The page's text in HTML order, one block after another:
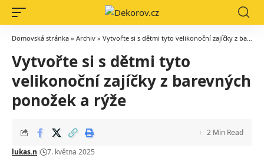
Domovská stránka » Archiv » Vytvořte si s dětmi tyto velikonoční zajíčky z barevných ponožek a rýže
Vytvořte si s dětmi tyto
velikonoční zajíčky z barevných
ponožek a rýže
lukas.n 7. května 2025
2 Min Read